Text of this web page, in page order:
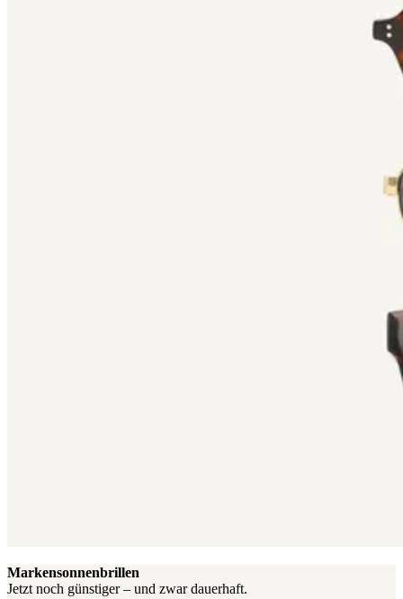
Markensonnenbrillen
Jetzt noch günstiger – und zwar dauerhaft.